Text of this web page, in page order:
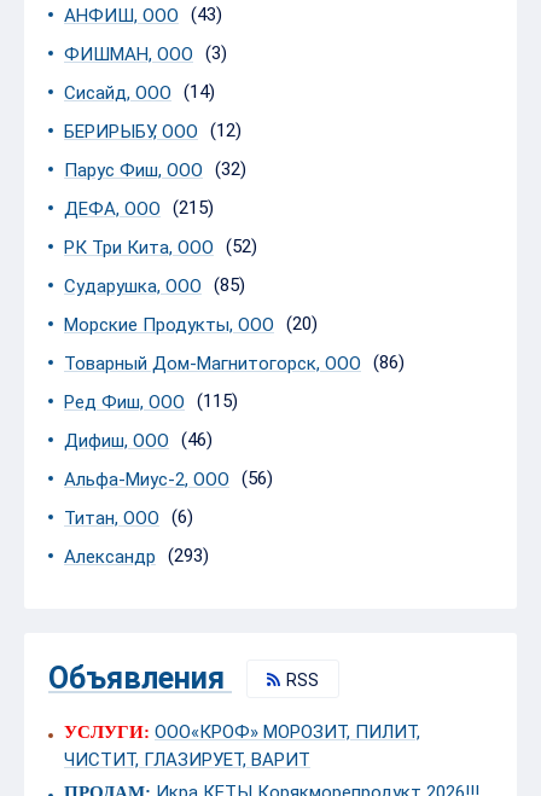
АНФИШ, ООО
(43)
ФИШМАН, ООО
(3)
Сисайд, ООО
(14)
БЕРИРЫБУ, ООО
(12)
Парус Фиш, ООО
(32)
ДЕФА, ООО
(215)
РК Три Кита, ООО
(52)
Сударушка, ООО
(85)
Морские Продукты, ООО
(20)
Товарный Дом-Магнитогорск, ООО
(86)
Ред Фиш, ООО
(115)
Дифиш, ООО
(46)
Альфа-Миус-2, ООО
(56)
Титан, ООО
(6)
Александр
(293)
Объявления RSS
УСЛУГИ: ООО«КРОФ» МОРОЗИТ, ПИЛИТ,
ЧИСТИТ, ГЛАЗИРУЕТ, ВАРИТ